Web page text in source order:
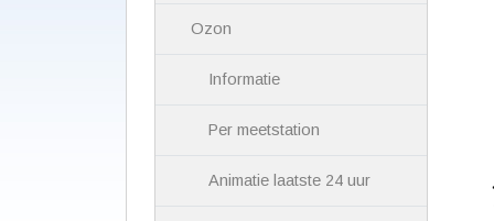
Ozon
Informatie
Per meetstation
Animatie laatste 24 uur